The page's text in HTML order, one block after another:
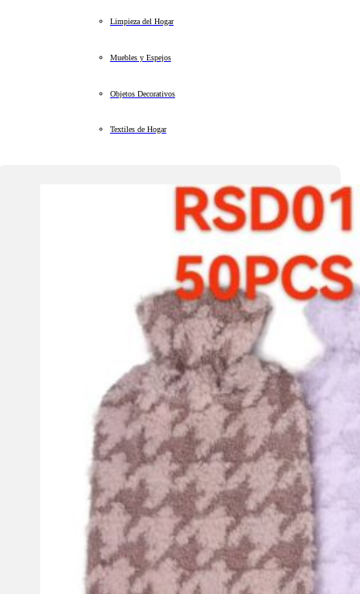
Limpieza del Hogar
Muebles y Espejos
Objetos Decorativos
Textiles de Hogar